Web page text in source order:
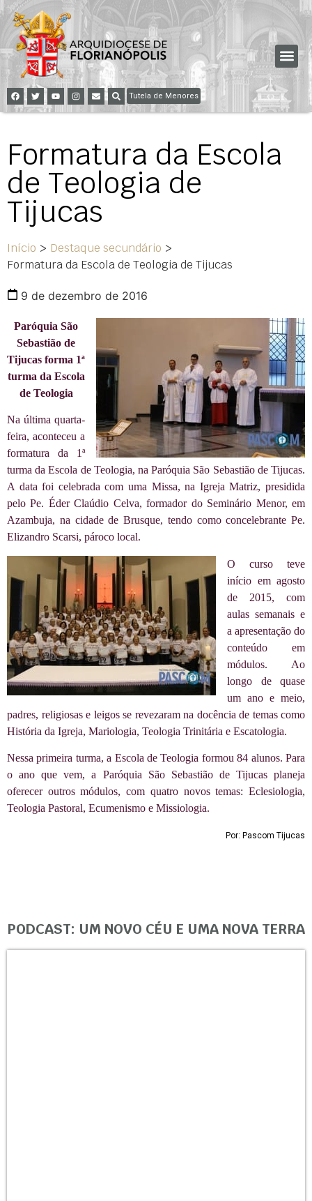
Tutela de Menores
Formatura da Escola
de Teologia de
Tijucas
Início > Destaque secundário >
Formatura da Escola de Teologia de Tijucas
9 de dezembro de 2016
Paróquia São
Sebastião de
Tijucas forma 1ª
turma da Escola
de Teologia
Na última quarta-
feira, aconteceu a
formatura da 1ª
turma da Escola de Teologia, na Paróquia São Sebastião de Tijucas.
A data foi celebrada com uma Missa, na Igreja Matriz, presidida
pelo Pe. Éder Claúdio Celva, formador do Seminário Menor, em
Azambuja, na cidade de Brusque, tendo como concelebrante Pe.
Elizandro Scarsi, pároco local.
O curso teve
início em agosto
de 2015, com
aulas semanais e
a apresentação do
conteúdo em
módulos. Ao
longo de quase
um ano e meio,
padres, religiosas e leigos se revezaram na docência de temas como
História da Igreja, Mariologia, Teologia Trinitária e Escatologia.
Nessa primeira turma, a Escola de Teologia formou 84 alunos. Para
o ano que vem, a Paróquia São Sebastião de Tijucas planeja
oferecer outros módulos, com quatro novos temas: Eclesiologia,
Teologia Pastoral, Ecumenismo e Missiologia.
Por: Pascom Tijucas
PODCAST: UM NOVO CÉU E UMA NOVA TERRA